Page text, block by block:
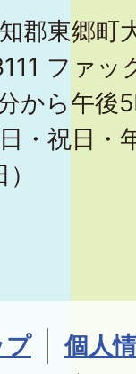
郡東郷町
ファ
から午後
・祝日・
プ
個人